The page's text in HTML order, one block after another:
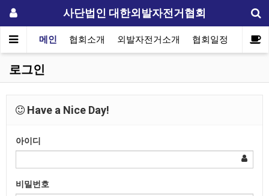
사단법인 대한외발자전거협회
메인 협회소개 외발자전거소개 협회일정 자료실
로그인
Have a Nice Day!
아이디
비밀번호